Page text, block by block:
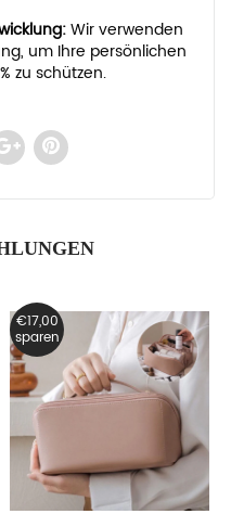
Wir verwenden
um Ihre persönlichen
zu schützen.
€17,00
sparen